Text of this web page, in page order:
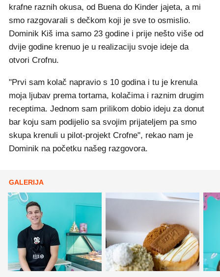
krafne raznih okusa, od Buena do Kinder jajeta, a mi
smo razgovarali s dečkom koji je sve to osmislio.
Dominik Kiš ima samo 23 godine i prije nešto više od
dvije godine krenuo je u realizaciju svoje ideje da
otvori Crofnu.
"Prvi sam kolač napravio s 10 godina i tu je krenula
moja ljubav prema tortama, kolačima i raznim drugim
receptima. Jednom sam prilikom dobio ideju za donut
bar koju sam podijelio sa svojim prijateljem pa smo
skupa krenuli u pilot-projekt Crofne", rekao nam je
Dominik na početku našeg razgovora.
GALERIJA